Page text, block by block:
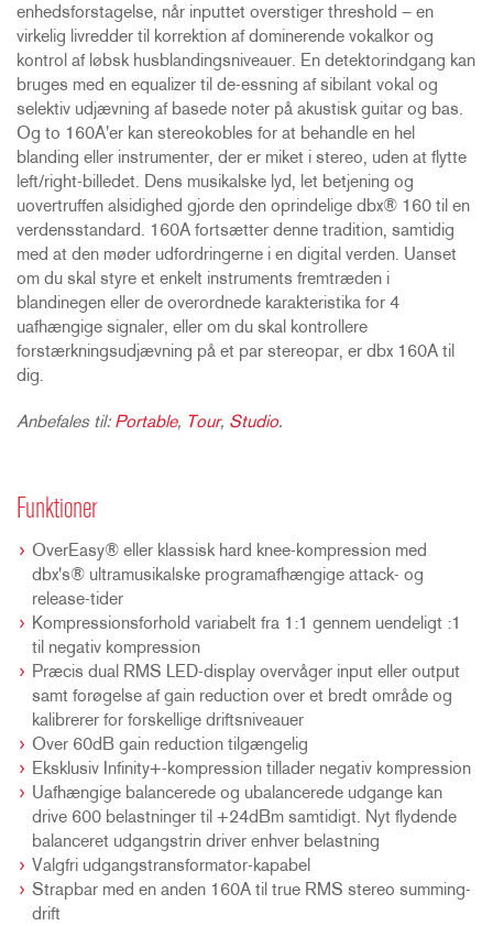
enhedsforstagelse, når inputtet overstiger threshold – en
virkelig livredder til korrektion af dominerende vokalkor og
kontrol af løbsk husblandingsniveauer. En detektorindgang kan
bruges med en equalizer til de-essning af sibilant vokal og
selektiv udjævning af basede noter på akustisk guitar og bas.
Og to 160A'er kan stereokobles for at behandle en hel
blanding eller instrumenter, der er miket i stereo, uden at flytte
left/right-billedet. Dens musikalske lyd, let betjening og
uovertruffen alsidighed gjorde den oprindelige dbx® 160 til en
verdensstandard. 160A fortsætter denne tradition, samtidig
med at den møder udfordringerne i en digital verden. Uanset
om du skal styre et enkelt instruments fremtræden i
blandinegen eller de overordnede karakteristika for 4
uafhængige signaler, eller om du skal kontrollere
forstærkningsudjævning på et par stereopar, er dbx 160A til
dig.
Anbefales til: Portable, Tour, Studio.
Funktioner
OverEasy® eller klassisk hard knee-kompression med
dbx's® ultramusikalske programafhængige attack- og
release-tider
Kompressionsforhold variabelt fra 1:1 gennem uendeligt :1
til negativ kompression
Præcis dual RMS LED-display overvåger input eller output
samt forøgelse af gain reduction over et bredt område og
kalibrerer for forskellige driftsniveauer
Over 60dB gain reduction tilgængelig
Eksklusiv Infinity+-kompression tillader negativ kompression
Uafhængige balancerede og ubalancerede udgange kan
drive 600 belastninger til +24dBm samtidigt. Nyt flydende
balanceret udgangstrin driver enhver belastning
Valgfri udgangstransformator-kapabel
Strapbar med en anden 160A til true RMS stereo summing-
drift